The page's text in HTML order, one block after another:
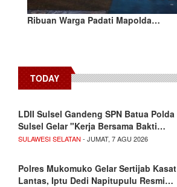
Ribuan Warga Padati Mapolda…
TODAY
LDII Sulsel Gandeng SPN Batua Polda
Sulsel Gelar "Kerja Bersama Bakti…
SULAWESI SELATAN - JUMAT, 7 AGU 2026
Polres Mukomuko Gelar Sertijab Kasat
Lantas, Iptu Dedi Napitupulu Resmi…